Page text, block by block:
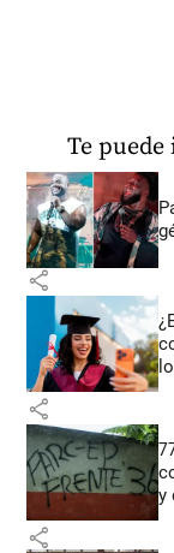
Te
share
share
y
share